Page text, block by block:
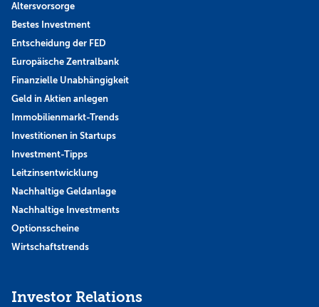
Altersvorsorge
Bestes Investment
Entscheidung der FED
Europäische Zentralbank
Finanzielle Unabhängigkeit
Geld in Aktien anlegen
Immobilienmarkt-Trends
Investitionen in Startups
Investment-Tipps
Leitzinsentwicklung
Nachhaltige Geldanlage
Nachhaltige Investments
Optionsscheine
Wirtschaftstrends
Investor Relations